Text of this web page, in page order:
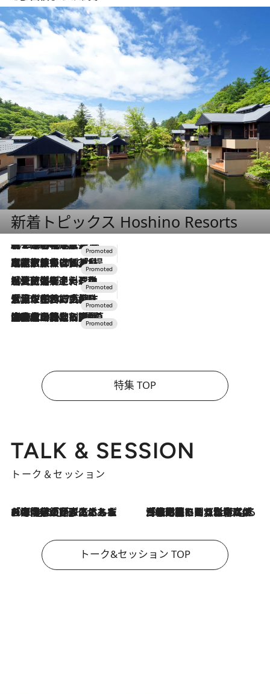
新着トピックス Hoshino Resorts
2026.8.7
【トンボの足水浴】ヒノキの香りに包まれて涼感マックス！約13℃の湧水かけ流しを避暑地「星野温泉 トンボの湯」で体験
2026.7.31
【ホテル帰省】という選択肢をOMOが提案。家族とほどよい距離を保つには「昼は実家、夜は気兼ねなくホテルで！」
2026.7.24
【夏限定ディナーコース】旬を迎える稚鮎や花ズッキーニなどをイタリア・トスカーナの郷土料理の手法で満喫！
2026.7.17
「土佐和ハーブかき氷」がOMO7高知に登場！生姜、山椒、大葉など目にも舌にも涼を呼ぶ郷土の味
2026.7.10
NEW OPEN！【界 草津】名湯の地に誕生。趣の異なる2種の温泉と上州ならではの会席・蕎麦割烹など美食を味わう究極の癒やし旅
特集 TOP
TALK & SESSION
トーク＆セッション
2026.8.3
「今後値上げがあるとすれば…」「リスクがあるのは今年の冬」エネルギー専門家が語る、ホルムズ海峡封鎖が家庭にもたらす“ある心配” 2026.8.3
「住宅建てられない…」「サーチャージ料の高値が続いている」ホルムズ海峡封鎖による影響はいつまで続く？《エネルギー専門家に聞く“どうなる日本の暮らし”》
トーク&セッション TOP